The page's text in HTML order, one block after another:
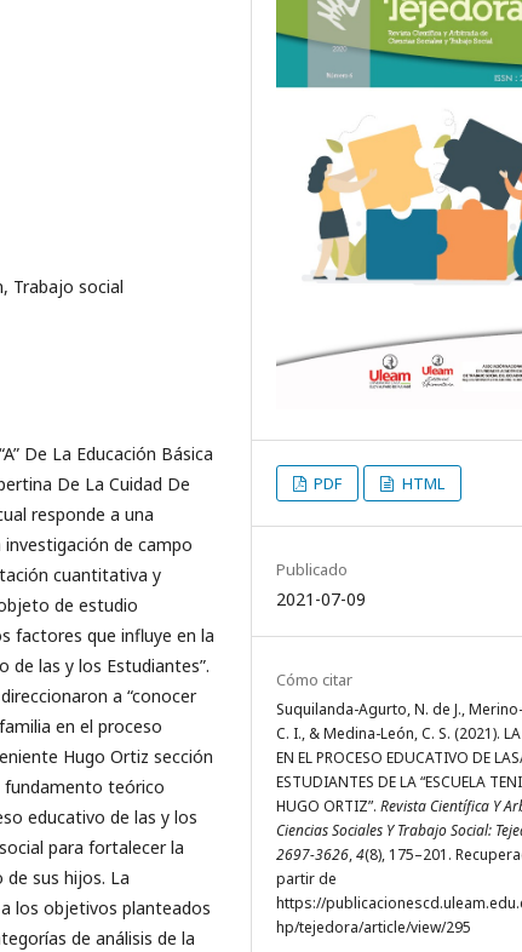
Trabajo social
De La Educación Básica
De La Cuidad De
responde a una
de campo
cuantitativa y
de estudio
factores que influye en la
de las y los Estudiantes”.
a “conocer
en el proceso
Hugo Ortiz sección
fundamento teórico
educativo de las y los
para fortalecer la
sus hijos. La
los objetivos planteados
de análisis de la
PDF HTML
Publicado
2021-07-09
Cómo citar
Suquilanda-Agurto, N. de J.,
C. I., & Medina-León, C. S. (2021).
EN EL PROCESO EDUCATIVO DE
ESTUDIANTES DE LA “ESCUELA
HUGO ORTIZ”. Revista Científica Y
Ciencias Sociales Y Trabajo Social:
2697-3626,4(8), 175–201.
partir de
https://
hp/tejedora/article/view/295